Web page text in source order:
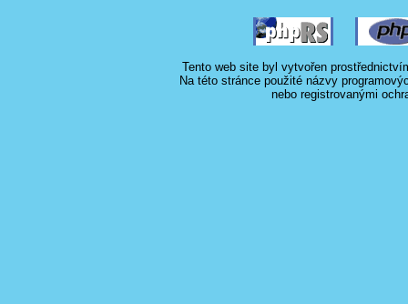
Tento web site byl vytvořen
Na této stránce použité názvy
nebo registrovanými